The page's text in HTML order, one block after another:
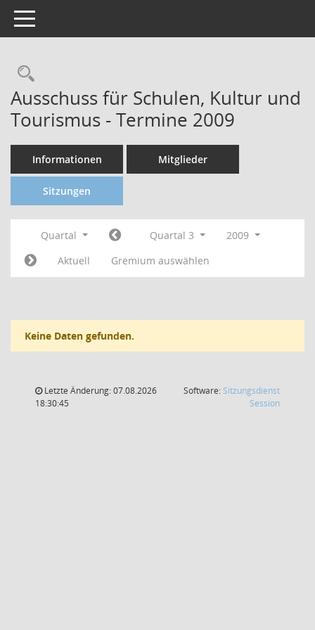
Toggle navigation
Ausschuss für Schulen, Kultur und
Tourismus - Termine 2009
Informationen Mitglieder
Sitzungen
Quartal Quartal 3
2009
Aktuell
Gremium auswählen
Keine Daten gefunden.
Letzte Änderung: 07.08.2026
18:30:45
Software: Sitzungsdienst
Session(Wird in